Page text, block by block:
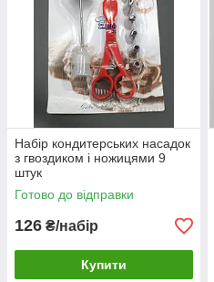
Набір кондитерських насадок
з гвоздиком і ножицями 9
штук
Готово до відправки
126 ₴/набір
Купити